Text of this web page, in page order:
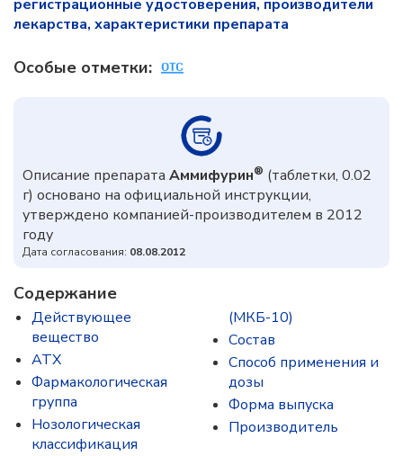
регистрационные удостоверения, производители
лекарства, характеристики препарата
Особые отметки:
Описание препарата Аммифурин® (таблетки, 0.02
г) основано на официальной инструкции,
утверждено компанией-производителем в 2012
году
Дата согласования: 08.08.2012
Содержание
Действующее
вещество
ATX
Фармакологическая
группа
Нозологическая
классификация
(МКБ-10)
Состав
Способ применения и
дозы
Форма выпуска
Производитель